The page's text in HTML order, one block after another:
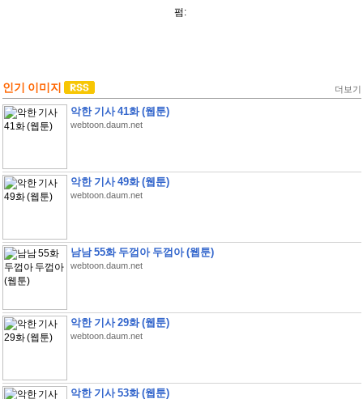
펌:
인기 이미지 더보기
악한 기사 41화 (웹툰)
webtoon.daum.net
악한 기사 49화 (웹툰)
webtoon.daum.net
남남 55화 두껍아 두껍아 (웹툰)
webtoon.daum.net
악한 기사 29화 (웹툰)
webtoon.daum.net
악한 기사 53화 (웹툰)